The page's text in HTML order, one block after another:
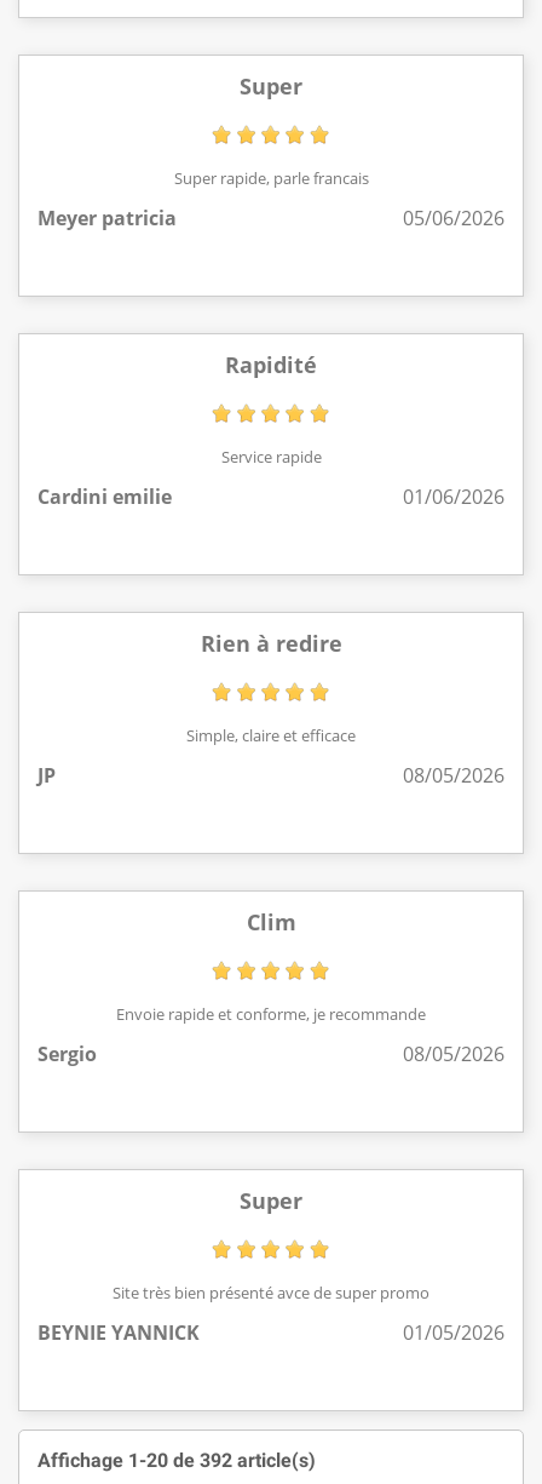
Super
Super rapide, parle francais
Meyer patricia 05/06/2026
Rapidité
Service rapide
Cardini emilie 01/06/2026
Rien à redire
Simple, claire et efficace
JP 08/05/2026
Clim
Envoie rapide et conforme, je recommande
Sergio 08/05/2026
Super
Site très bien présenté avce de super promo
BEYNIE YANNICK 01/05/2026
Affichage 1-20 de 392 article(s)